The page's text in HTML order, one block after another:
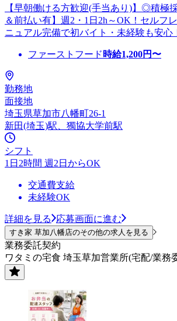
【早朝働ける方歓迎(手当あり)】◎積極
＆前払い有】週2・1日2h～OK！セルフ
ニュアル完備で初バイト・未経験も安心
ファーストフード 時給1,200円〜
勤務地
面接地
埼玉県草加市八幡町26-1
新田(埼玉)駅、獨協大学前駅
シフト
1日2時間 週2日からOK
交通費支給
未経験OK
詳細を見る 応募画面に進む
すき家 草加八幡店のその他の求人を見る
業務委託契約
ワタミの宅食 埼玉草加営業所(宅配/業務